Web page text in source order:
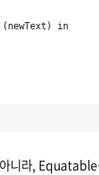
in
라, Equatable